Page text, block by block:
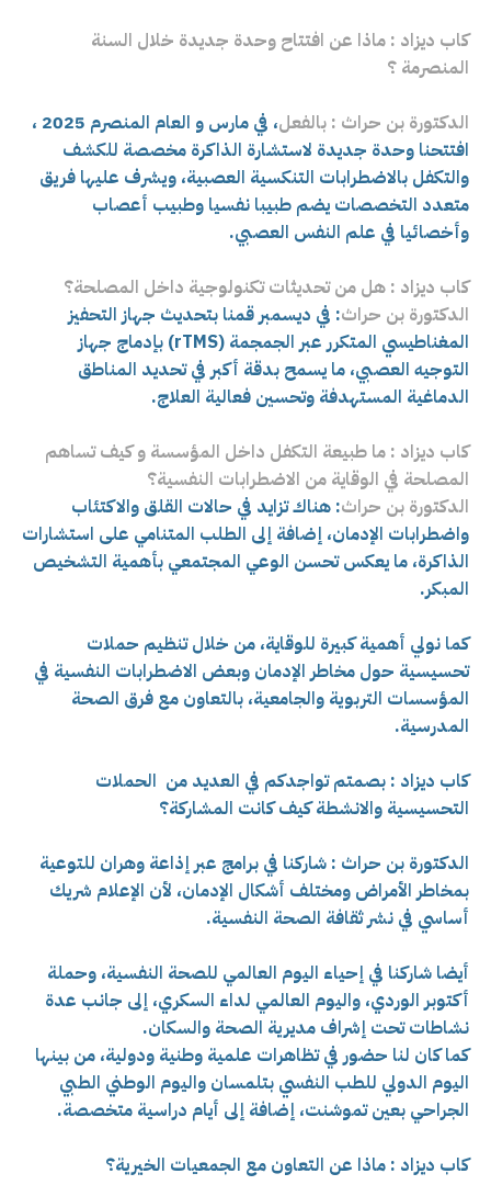
كاب ديزاد : ماذا عن افتتاح وحدة جديدة خلال السنة
المنصرمة ؟
الدكتورة بن حراث : بالفعل
، في مارس و العام المنصرم 2025 ،
افتتحنا وحدة جديدة لاستشارة الذاكرة مخصصة للكشف
والتكفل بالاضطرابات التنكسية العصبية، ويشرف عليها فريق
متعدد التخصصات يضم طبيبا نفسيا وطبيب أعصاب
وأخصائيا في علم النفس العصبي.
كاب ديزاد : هل من تحديثات تكنولوجية داخل المصلحة؟
الدكتورة بن حراث: في ديسمبر قمنا بتحديث جهاز التحفيز
المغناطيسي المتكرر عبر الجمجمة (rTMS) بإدماج جهاز
التوجيه العصبي، ما يسمح بدقة أكبر في تحديد المناطق
الدماغية المستهدفة وتحسين فعالية العلاج.
كاب ديزاد : ما طبيعة التكفل داخل المؤسسة و كيف تساهم
المصلحة في الوقاية من الاضطرابات النفسية؟
الدكتورة بن حراث: هناك تزايد في حالات القلق والاكتئاب
واضطرابات الإدمان، إضافة إلى الطلب المتنامي على استشارات
الذاكرة، ما يعكس تحسن الوعي المجتمعي بأهمية التشخيص
المبكر.
كما نولي أهمية كبيرة للوقاية، من خلال تنظيم حملات
تحسيسية حول مخاطر الإدمان وبعض الاضطرابات النفسية في
المؤسسات التربوية والجامعية، بالتعاون مع فرق الصحة
المدرسية.
كاب ديزاد : بصمتم تواجدكم في العديد من الحملات
التحسيسية والانشطة كيف كانت المشاركة؟
الدكتورة بن حراث : شاركنا في برامج عبر إذاعة وهران للتوعية
بمخاطر الأمراض ومختلف أشكال الإدمان، لأن الإعلام شريك
أساسي في نشر ثقافة الصحة النفسية.
أيضا شاركنا في إحياء اليوم العالمي للصحة النفسية، وحملة
أكتوبر الوردي، واليوم العالمي لداء السكري، إلى جانب عدة
نشاطات تحت إشراف مديرية الصحة والسكان.
كما كان لنا حضور في تظاهرات علمية وطنية ودولية، من بينها
اليوم الدولي للطب النفسي بتلمسان واليوم الوطني الطبي
الجراحي بعين تموشنت، إضافة إلى أيام دراسية متخصصة.
كاب ديزاد : ماذا عن التعاون مع الجمعيات الخيرية؟